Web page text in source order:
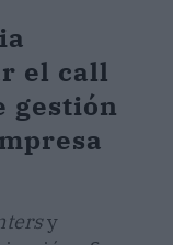
el call
gestión
y